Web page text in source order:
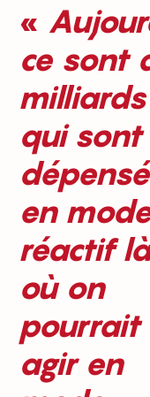
«
ce sont
milliards
qui sont
en
réactif
où on
pourrait
agir en